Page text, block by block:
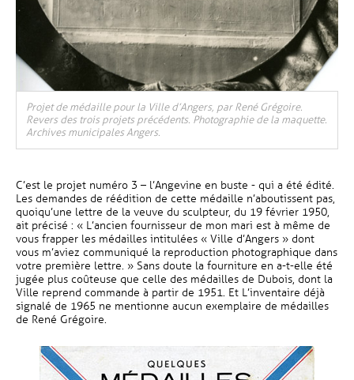
Projet de médaille pour la Ville d’Angers, par René Grégoire.
Revers des trois projets précédents. Photographie de la maquette.
Archives municipales Angers.
C’est le projet numéro 3 – l’Angevine en buste - qui a été édité.
Les demandes de réédition de cette médaille n’aboutissent pas,
quoiqu’une lettre de la veuve du sculpteur, du 19 février 1950,
ait précisé : « L’ancien fournisseur de mon mari est à même de
vous frapper les médailles intitulées « Ville d’Angers » dont
vous m’aviez communiqué la reproduction photographique dans
votre première lettre. » Sans doute la fourniture en a-t-elle été
jugée plus coûteuse que celle des médailles de Dubois, dont la
Ville reprend commande à partir de 1951. Et L’inventaire déjà
signalé de 1965 ne mentionne aucun exemplaire de médailles
de René Grégoire.